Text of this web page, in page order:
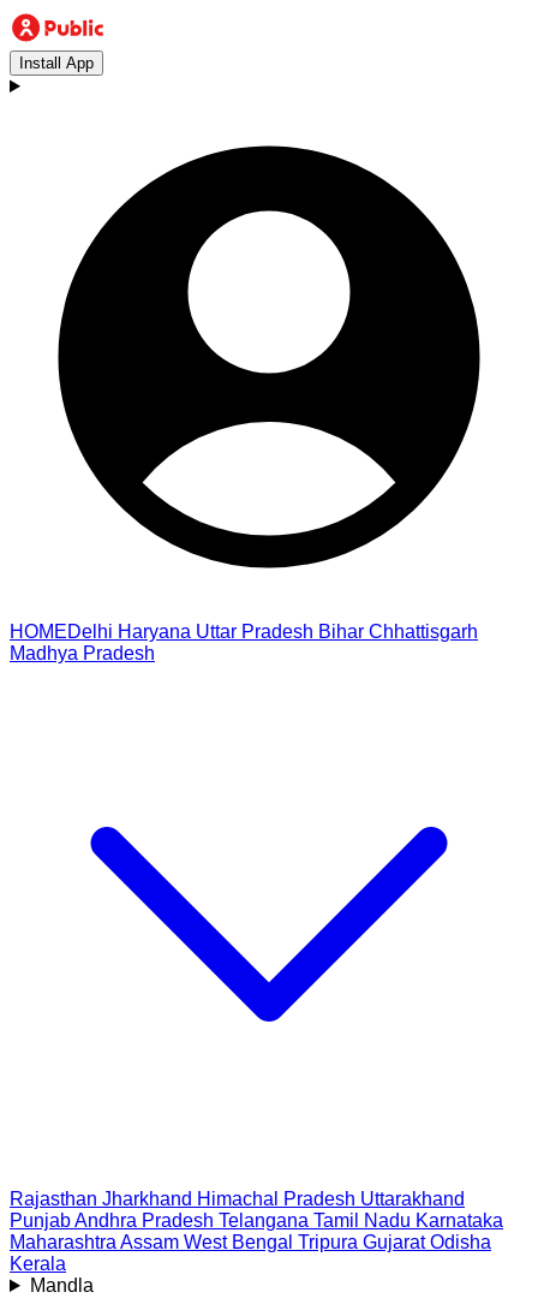
Install App
HOMEDelhi Haryana Uttar Pradesh Bihar Chhattisgarh
Madhya Pradesh
Rajasthan Jharkhand Himachal Pradesh Uttarakhand
PunjabAndhra Pradesh Telangana Tamil Nadu Karnataka
Maharashtra Assam West Bengal Tripura Gujarat Odisha
Kerala
Mandla